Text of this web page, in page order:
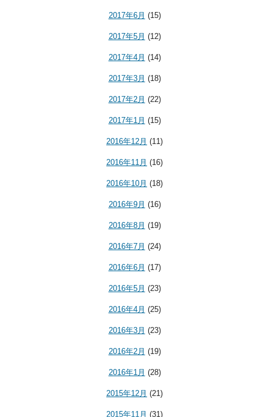
2017年6月 (15)
2017年5月 (12)
2017年4月 (14)
2017年3月 (18)
2017年2月 (22)
2017年1月 (15)
2016年12月 (11)
2016年11月 (16)
2016年10月 (18)
2016年9月 (16)
2016年8月 (19)
2016年7月 (24)
2016年6月 (17)
2016年5月 (23)
2016年4月 (25)
2016年3月 (23)
2016年2月 (19)
2016年1月 (28)
2015年12月 (21)
2015年11月 (31)